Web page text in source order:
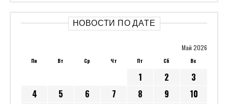
НОВОСТИ ПО ДАТЕ
Май 2026
Пн Вт Ср Чт Пт Сб Вс
1 2
3
4
5 6 7 8 9
10